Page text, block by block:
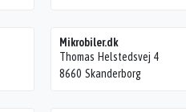
Mikrobiler.dk
Thomas Helstedsvej 4
8660 Skanderborg